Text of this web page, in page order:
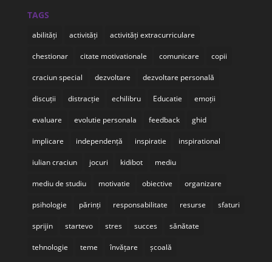
TAGS
abilități activități activități extracurriculare
chestionar citate motivationale comunicare copii
craciun special dezvoltare dezvoltare personală
discuții distracție echilibru Educatie emoții
evaluare evolutie personala feedback ghid
implicare independență inspiratie inspirational
iulian craciun jocuri kidibot mediu
mediu de studiu motivatie obiective organizare
psihologie părinți responsabilitate resurse sfaturi
sprijin startevo stres succes sănătate
tehnologie teme învățare școală